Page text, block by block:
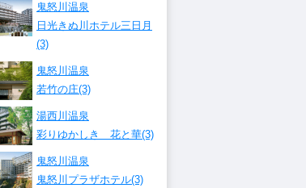
鬼怒川温泉
日光きぬ川ホテル三日月
(3)
鬼怒川温泉
若竹の庄(3)
湯西川温泉
彩りゆかしき 花と華(3)
鬼怒川温泉
鬼怒川プラザホテル(3)